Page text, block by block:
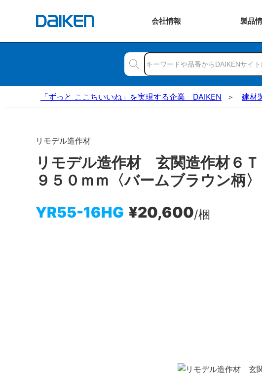
会社情報 製品
「ずっと ここちいいね」を実現する企業 DAIKEN 建材
リモデル造作材
リモデル造作材 玄関造作材６
９５０ｍｍ〈バームブラウン柄〉
YR55-16HG ¥20,600/梱